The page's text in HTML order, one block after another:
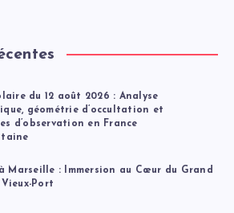
du 12 août 2026 : Analyse
géométrie d’occultation et
d’observation en France
Marseille : Immersion au Cœur du Grand
Port